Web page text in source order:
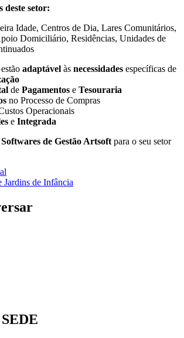
deste setor:
Idade, Centros de Dia, Lares Comunitários,
Domiciliário, Residências, Unidades de
adaptável às necessidades específicas de
de Pagamentos e Tesouraria
no Processo de Compras
Operacionais
e Integrada
Softwares de Gestão Artsoft para o seu setor
Jardins de Infância